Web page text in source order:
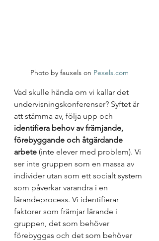
Photo by fauxels on Pexels.com
Vad skulle hända om vi kallar det
undervisningskonferenser? Syftet är
att stämma av, följa upp och
identifiera behov av främjande,
förebyggande och åtgärdande
arbete (inte elever med problem). Vi
ser inte gruppen som en massa av
individer utan som ett socialt system
som påverkar varandra i en
lärandeprocess. Vi identifierar
faktorer som främjar lärande i
gruppen, det som behöver
förebyggas och det som behöver